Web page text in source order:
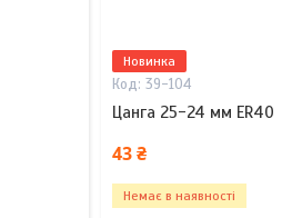
Новинка
39-104
Цанга 25-24 мм ER40
43 ₴
Немає в наявності